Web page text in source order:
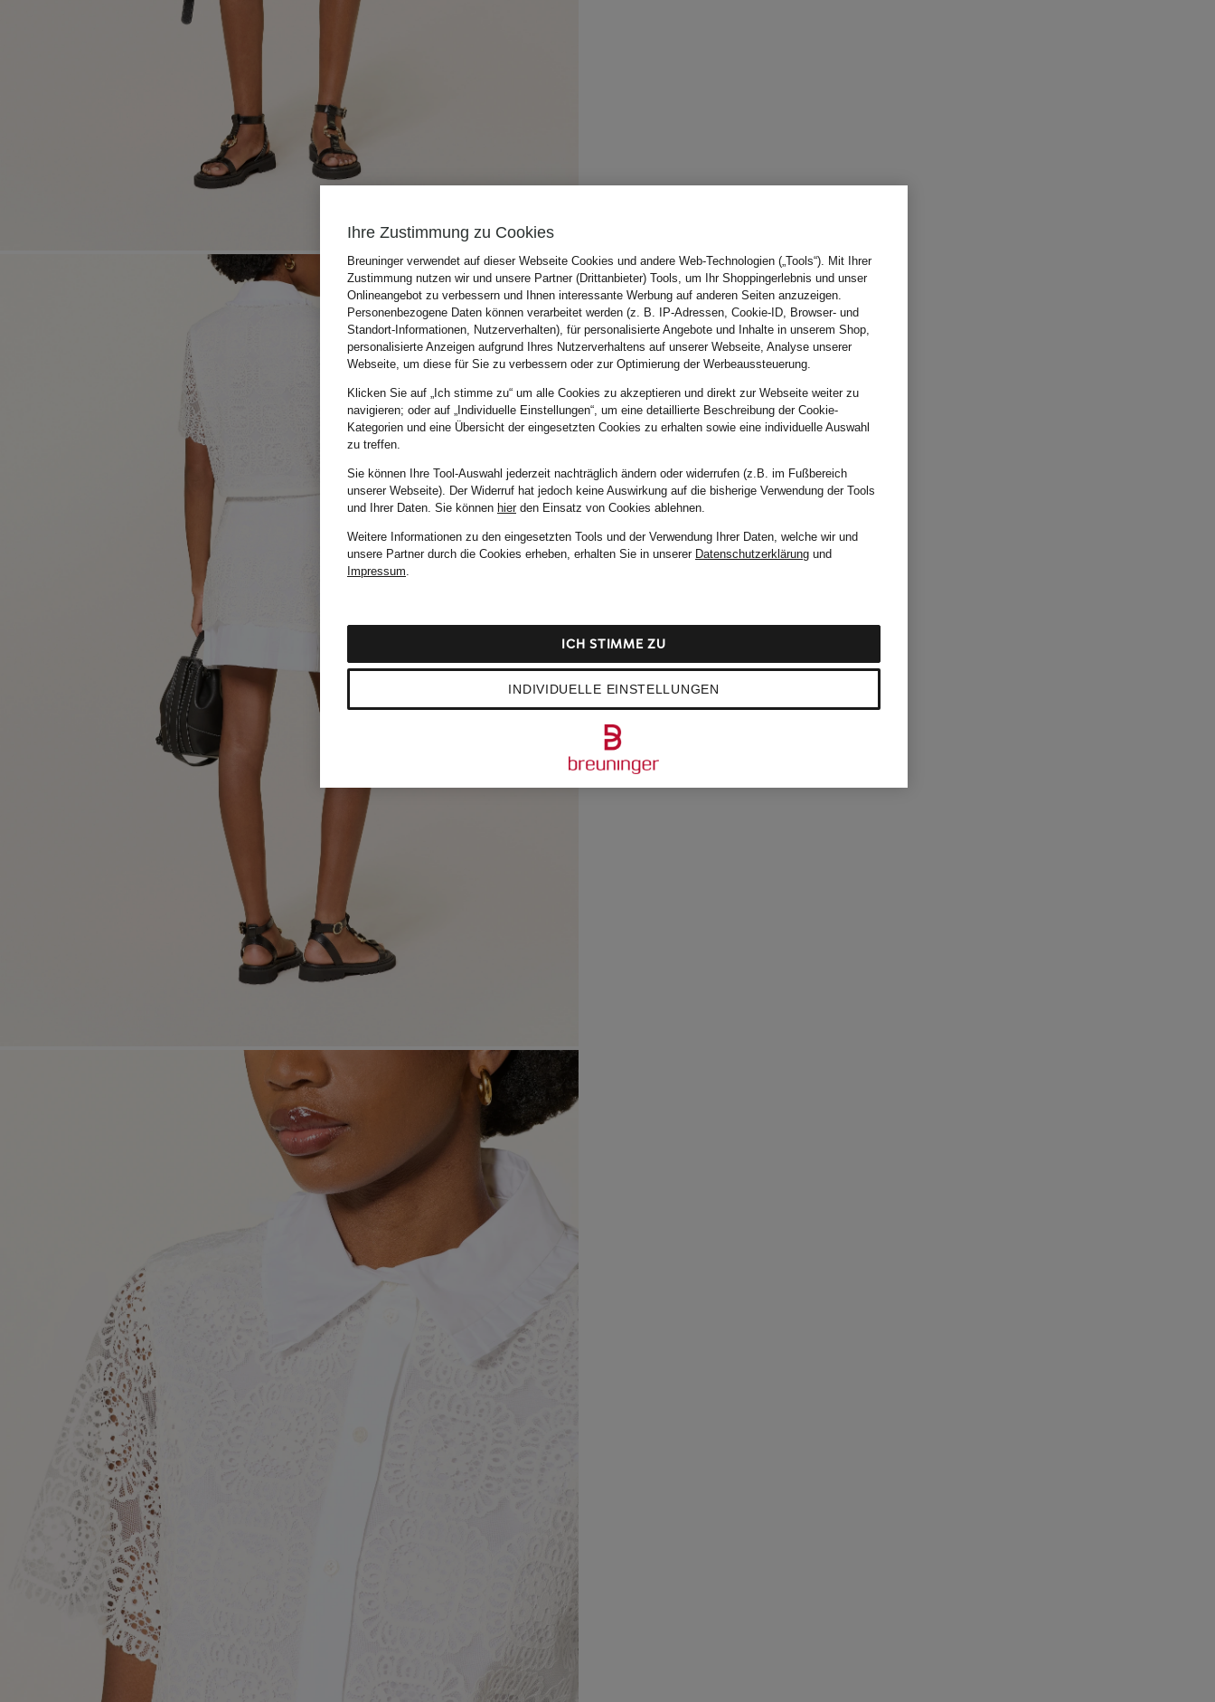
Ihre Zustimmung zu Cookies
Breuninger verwendet auf dieser Webseite Cookies und andere Web-Technologien („Tools“). Mit Ihrer
Zustimmung nutzen wir und unsere Partner (Drittanbieter) Tools, um Ihr Shoppingerlebnis und unser
Onlineangebot zu verbessern und Ihnen interessante Werbung auf anderen Seiten anzuzeigen.
Personenbezogene Daten können verarbeitet werden (z. B. IP-Adressen, Cookie-ID, Browser- und
Standort-Informationen, Nutzerverhalten), für personalisierte Angebote und Inhalte in unserem Shop,
personalisierte Anzeigen aufgrund Ihres Nutzerverhaltens auf unserer Webseite, Analyse unserer
Webseite, um diese für Sie zu verbessern oder zur Optimierung der Werbeaussteuerung.
Klicken Sie auf „Ich stimme zu“ um alle Cookies zu akzeptieren und direkt zur Webseite weiter zu
navigieren; oder auf „Individuelle Einstellungen“, um eine detaillierte Beschreibung der Cookie-
Kategorien und eine Übersicht der eingesetzten Cookies zu erhalten sowie eine individuelle Auswahl
zu treffen.
Sie können Ihre Tool-Auswahl jederzeit nachträglich ändern oder widerrufen (z.B. im Fußbereich
unserer Webseite). Der Widerruf hat jedoch keine Auswirkung auf die bisherige Verwendung der Tools
und Ihrer Daten. Sie können hierden Einsatz von Cookies ablehnen.
Weitere Informationen zu den eingesetzten Tools und der Verwendung Ihrer Daten, welche wir und
unsere Partner durch die Cookies erheben, erhalten Sie in unserer Datenschutzerklärung und
Impressum.
INDIVIDUELLE EINSTELLUNGEN
ICH STIMME ZU